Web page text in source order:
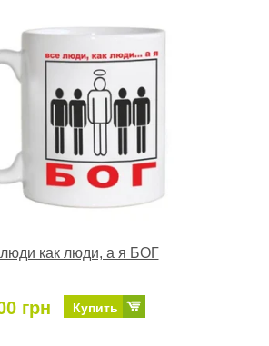
как люди, а я БОГ
грн Купить